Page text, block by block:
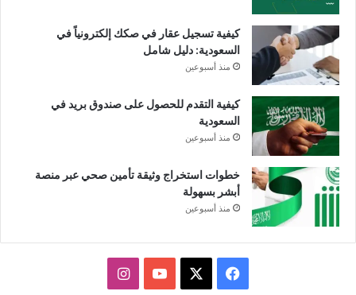
كيفية تسجيل عقار في صكك إلكترونياً في
السعودية: دليل شامل
منذ أسبوعين
كيفية التقدم للحصول على صندوق بريد في
السعودية
منذ أسبوعين
خطوات استخراج وثيقة تأمين صحي عبر منصة
أبشر بسهولة
منذ أسبوعين
فيسبوك يوتيوبانستقرام